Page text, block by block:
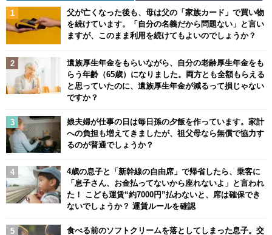
父が亡くなった後も、母は父の「家族カード」で買い物
を続けています。「自分の名義だから問題ない」と言い
ますが、このまま利用を続けてもよいのでしょうか？
遺族厚生年金をもらいながら、自分の老齢厚生年金をも
らう年齢（65歳）になりました。両方とも全額もらえる
と思っていたのに、遺族厚生年金が減るって損じゃない
ですか？
娘夫婦が仕事の日は毎日孫の夕飯を作っています。家計
への負担も増えてきましたが、祖父母なら無償で協力す
るのが普通でしょうか？
4歳の息子と「新幹線の自由席」で帰省したら、乗客に
「息子さん、お金払ってないから座れないよ」と言われ
た！ こども運賃“約7000円”払わないと、席は確保でき
ないでしょうか？ 運賃ルールを確認
食べる前のソフトクリームを落としてしまった息子。交